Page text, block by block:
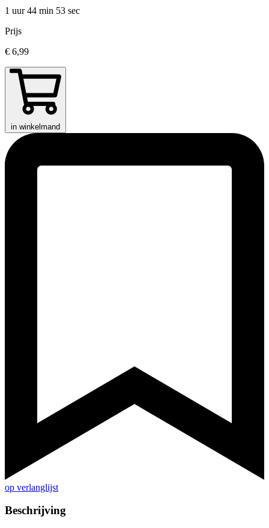
1 uur 44 min 53 sec
Prijs
€ 6,99
in winkelmand
op verlanglijst
Beschrijving